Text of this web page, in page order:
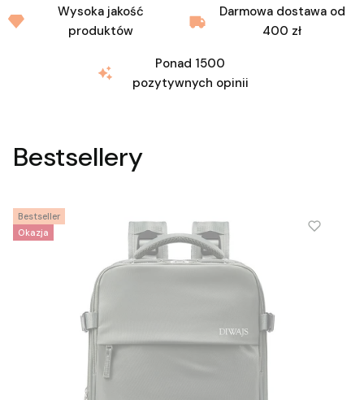
Wysoka jakość
produktów
Darmowa dostawa od
400 zł
Ponad 1500
pozytywnych opinii
Bestsellery
Okazja
Bestseller